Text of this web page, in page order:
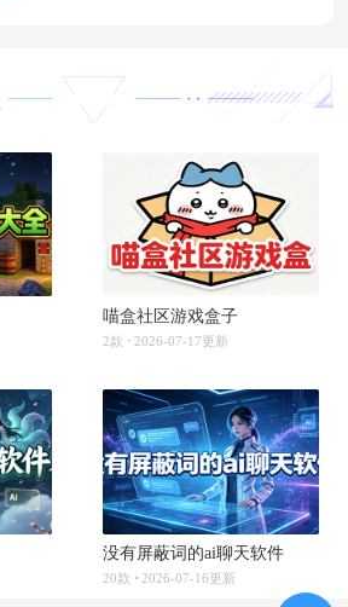
喵盒社区游戏盒子
2款 2026-07-17更新
没有屏蔽词的ai聊天软件
20款 2026-07-16更新